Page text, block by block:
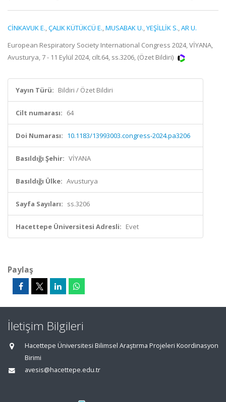
CİNKAVUK E.,ÇALIK KÜTÜKCÜ E.,MUSABAK U.,YEŞİLLİK S.,AR U.
European Respiratory Society International Congress 2024, VİYANA,
Avusturya, 7 - 11 Eylül 2024, cilt.64, ss.3206, (Özet Bildiri)
Yayın Türü: Bildiri / Özet Bildiri
Cilt numarası: 64
Doi Numarası: 10.1183/13993003.congress-2024.pa3206
Basıldığı Şehir: VİYANA
Basıldığı Ülke: Avusturya
Sayfa Sayıları: ss.3206
Hacettepe Üniversitesi Adresli: Evet
Paylaş
İletişim Bilgileri
Hacettepe Üniversitesi Bilimsel Araştırma Projeleri Koordinasyon
Birimi
avesis@hacettepe.edu.tr